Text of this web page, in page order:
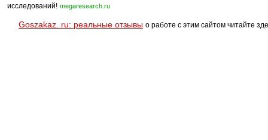
исследований! megaresearch.ru
Goszakaz. ru: реальные отзывы о работе с этим сайтом читайте